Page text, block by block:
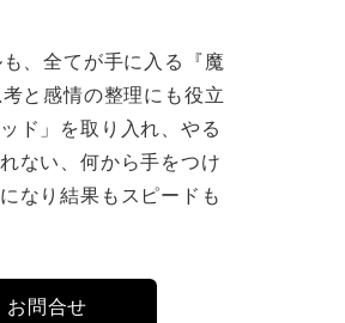
、全てが手に入る『魔
と感情の整理にも役立
ド」を取り入れ、やる
ない、何から手をつけ
なり結果もスピードも
お問合せ